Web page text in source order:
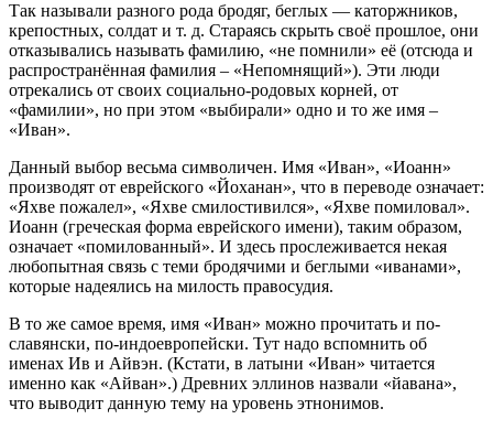
Так называли разного рода бродяг, беглых — каторжников,
крепостных, солдат и т. д. Стараясь скрыть своё прошлое, они
отказывались называть фамилию, «не помнили» её (отсюда и
распространённая фамилия – «Непомнящий»). Эти люди
отрекались от своих социально-родовых корней, от
«фамилии», но при этом «выбирали» одно и то же имя –
«Иван».
Данный выбор весьма символичен. Имя «Иван», «Иоанн»
производят от еврейского «Йоханан», что в переводе означает:
«Яхве пожалел», «Яхве смилостивился», «Яхве помиловал».
Иоанн (греческая форма еврейского имени), таким образом,
означает «помилованный». И здесь прослеживается некая
любопытная связь с теми бродячими и беглыми «иванами»,
которые надеялись на милость правосудия.
В то же самое время, имя «Иван» можно прочитать и по-
славянски, по-индоевропейски. Тут надо вспомнить об
именах Ив и Айвэн. (Кстати, в латыни «Иван» читается
именно как «Айван».) Древних эллинов назвали «йавана»,
что выводит данную тему на уровень этнонимов.